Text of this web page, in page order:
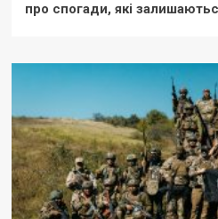
про спогади, які